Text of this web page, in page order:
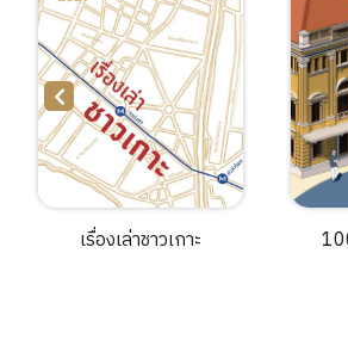
100 ปี ตึกเรา หนึ่ง